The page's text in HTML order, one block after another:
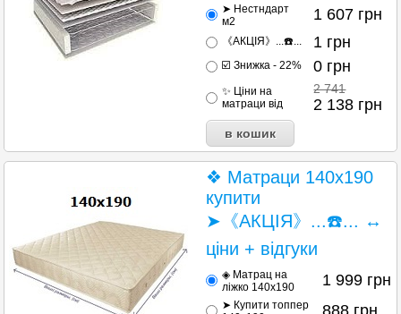
➤ Нестндарт
м2
1 607 грн
《АКЦІЯ》...☎️... 1 грн
☑️ Знижка - 22% 0 грн
✨ Ціни на
матраци від
2 741
2 138 грн
❖ Матраци 140х190
купити
➤《АКЦІЯ》...☎️... ↔
ціни + відгуки
◈ Матрац на
ліжко 140x190
1 999 грн
➤ Купити топпер
888 грн